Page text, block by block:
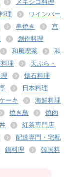
メキシコ料理
理
ワインバー
串焼き
京
創作料理
和風喫茶
和
理
天ぷら・
懐石料理
日本料理
ーキ
海鮮料理
焼き鳥
焼肉
紅茶専門店
配達専門・宅配
鍋料理
韓国料